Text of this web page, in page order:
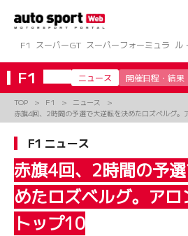
ツ
へ
ス
キ
プ
F1 スーパーGT スーパーフォーミュラ ル
F1 ニュース 開催日程・結果
TOP F1
ニュース
赤旗4回、2時間の予選で大逆転を決めたロズベルグ
F1 ニュース
赤旗4回、2時間の予
めたロズベルグ。ア
トップ10